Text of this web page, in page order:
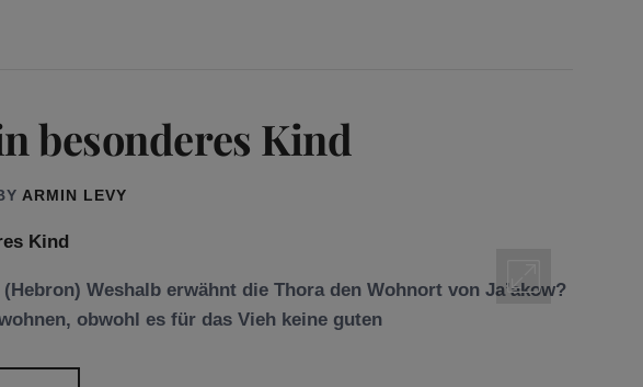
besonderes Kind
ARMIN LEVY
Weshalb erwähnt die Thora den Wohnort von Ja’akow?
obwohl es für das Vieh keine guten